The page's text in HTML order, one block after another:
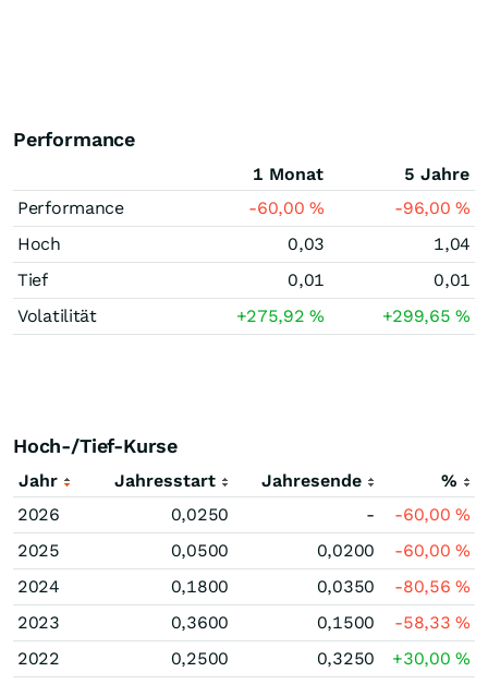
Performance
1 Monat
5 Jahre
Performance
-60,00% -96,00%
Hoch
0,03
1,04
Tief
0,01
0,01
Volatilität
+275,92% +299,65%
Hoch-/Tief-Kurse
Jahr Jahresstart Jahresende
%
2026
0,0250 - -60,00%
2025
0,0500 0,0200 -60,00%
2024
0,1800 0,0350 -80,56%
2023
0,3600 0,1500 -58,33%
2022
0,2500 0,3250 +30,00%